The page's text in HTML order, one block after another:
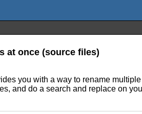
at once (source files)
you with a way to rename
and do a search and replace on